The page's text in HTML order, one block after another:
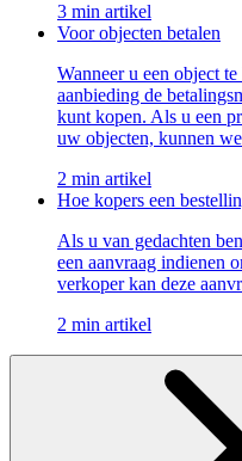
3 min artikel
Voor objecten betalen
Wanneer u een object
aanbieding de
kunt kopen. Als u een
uw objecten, kunnen
2 min artikel
Hoe kopers een
Als u van gedachten
een aanvraag indienen
verkoper kan deze
2 min artikel